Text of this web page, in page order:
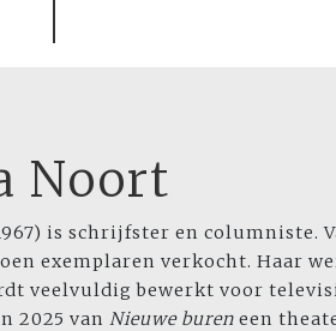
Noort
is schrijfster en columniste.
exemplaren verkocht. Haar
veelvuldig bewerkt voor
2025 van Nieuwe buren een